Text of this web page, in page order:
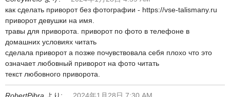
как сделать приворот без фотографии - https://vse-talismany.ru
приворот девушки на имя.
травы для приворота. приворот по фото в телефоне в
домашних условиях читать
сделала приворот а позже почувствовала себя плохо что это
означает любовный приворот на фото читать
текст любовного приворота.